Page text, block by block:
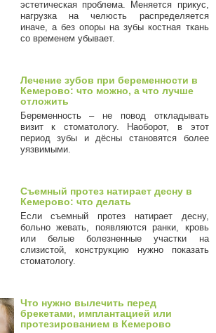
эстетическая проблема. Меняется прикус,
нагрузка на челюсть распределяется
иначе, а без опоры на зубы костная ткань
со временем убывает.
Лечение зубов при беременности в
Кемерово: что можно, а что лучше
отложить
Беременность – не повод откладывать
визит к стоматологу. Наоборот, в этот
период зубы и дёсны становятся более
уязвимыми.
Съемный протез натирает десну в
Кемерово: что делать
Если съемный протез натирает десну,
больно жевать, появляются ранки, кровь
или белые болезненные участки на
слизистой, конструкцию нужно показать
стоматологу.
Что нужно вылечить перед
брекетами, имплантацией или
протезированием в Кемерово